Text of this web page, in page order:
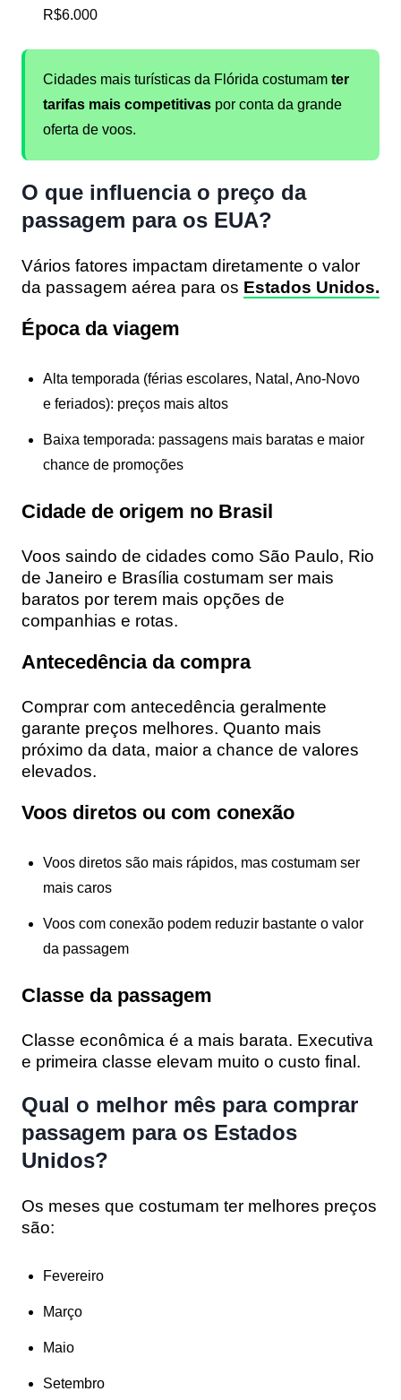
R$6.000
Cidades mais turísticas da Flórida costumam ter
tarifas mais competitivas por conta da grande
oferta de voos.
O que influencia o preço da
passagem para os EUA?
Vários fatores impactam diretamente o valor
da passagem aérea para os Estados Unidos.
Época da viagem
Alta temporada (férias escolares, Natal, Ano-Novo
e feriados): preços mais altos
Baixa temporada: passagens mais baratas e maior
chance de promoções
Cidade de origem no Brasil
Voos saindo de cidades como São Paulo, Rio
de Janeiro e Brasília costumam ser mais
baratos por terem mais opções de
companhias e rotas.
Antecedência da compra
Comprar com antecedência geralmente
garante preços melhores. Quanto mais
próximo da data, maior a chance de valores
elevados.
Voos diretos ou com conexão
Voos diretos são mais rápidos, mas costumam ser
mais caros
Voos com conexão podem reduzir bastante o valor
da passagem
Classe da passagem
Classe econômica é a mais barata. Executiva
e primeira classe elevam muito o custo final.
Qual o melhor mês para comprar
passagem para os Estados
Unidos?
Os meses que costumam ter melhores preços
são:
Fevereiro
Março
Maio
Setembro